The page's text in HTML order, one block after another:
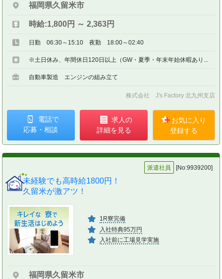
福岡県久留米市
時給:1,800円 ～ 2,363円
日勤 06:30～15:10 夜勤 18:00～02:40
※土日休み、年間休日120日以上（GW・夏季・年末年始休暇あり...
自動車製造 エンジンの組み立て
株式会社 J's Factory 北九州支店
電話で
応募・相談
求人の
詳細を見る
お気に入り
登録する
派遣社員 [No:9939200]
未経験でも高時給1800円！
久留米が激アツ！
1R寮完備
入社特典95万円
入社前に工場見学実施
福岡県久留米市